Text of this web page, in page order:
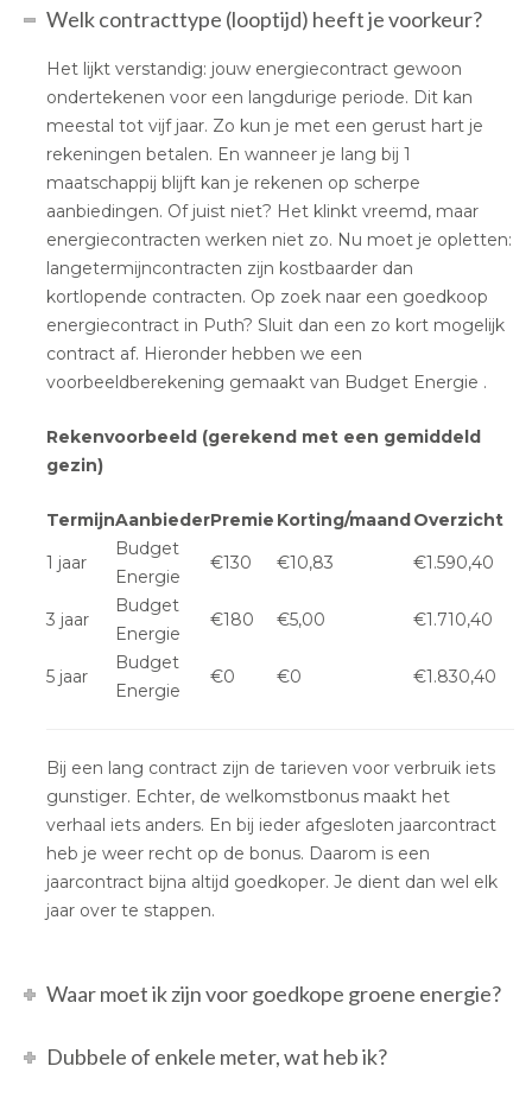
Welk contracttype (looptijd) heeft je voorkeur?
Het lijkt verstandig: jouw energiecontract gewoon
ondertekenen voor een langdurige periode. Dit kan
meestal tot vijf jaar. Zo kun je met een gerust hart je
rekeningen betalen. En wanneer je lang bij 1
maatschappij blijft kan je rekenen op scherpe
aanbiedingen. Of juist niet? Het klinkt vreemd, maar
energiecontracten werken niet zo. Nu moet je opletten:
langetermijncontracten zijn kostbaarder dan
kortlopende contracten. Op zoek naar een goedkoop
energiecontract in Puth? Sluit dan een zo kort mogelijk
contract af. Hieronder hebben we een
voorbeeldberekening gemaakt van Budget Energie .
Rekenvoorbeeld (gerekend met een gemiddeld
gezin)
TermijnAanbiederPremie Korting/maandOverzicht
1 jaar
Budget
Energie
€130 €10,83 €1.590,40
3 jaar
Budget
Energie
€180 €5,00 €1.710,40
5 jaar
Budget
Energie
€0 €0 €1.830,40
Bij een lang contract zijn de tarieven voor verbruik iets
gunstiger. Echter, de welkomstbonus maakt het
verhaal iets anders. En bij ieder afgesloten jaarcontract
heb je weer recht op de bonus. Daarom is een
jaarcontract bijna altijd goedkoper. Je dient dan wel elk
jaar over te stappen.
Waar moet ik zijn voor goedkope groene energie?
Dubbele of enkele meter, wat heb ik?